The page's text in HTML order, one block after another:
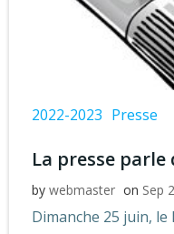
2022-2023 Presse
La presse parle
by webmaster on Sep
Dimanche 25 juin, le